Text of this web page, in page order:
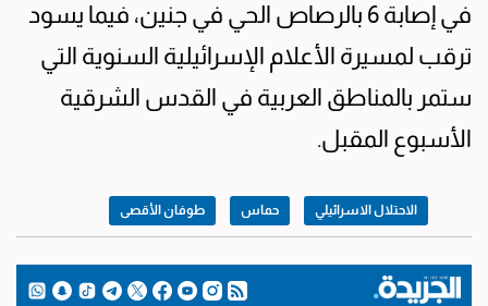
في إصابة 6 بالرصاص الحي في جنين، فيما يسود
ترقب لمسيرة الأعلام الإسرائيلية السنوية التي
ستمر بالمناطق العربية في القدس الشرقية
الأسبوع المقبل.
الاحتلال الاسرائيلي حماس طوفان الأقصى